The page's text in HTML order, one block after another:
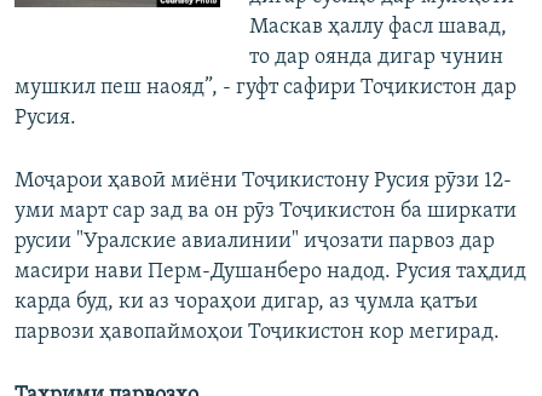
Маскав ҳаллу фасл шавад,
то дар оянда дигар чунин
мушкил пеш наояд”, - гуфт сафири Тоҷикистон дар
Русия.
Моҷарои ҳавоӣ миёни Тоҷикистону Русия рӯзи 12-
уми март сар зад ва он рӯз Тоҷикистон ба ширкати
русии "Уралские авиалинии" иҷозати парвоз дар
масири нави Перм-Душанберо надод. Русия таҳдид
карда буд, ки аз чораҳои дигар, аз ҷумла қатъи
парвози ҳавопаймоҳои Тоҷикистон кор мегирад.